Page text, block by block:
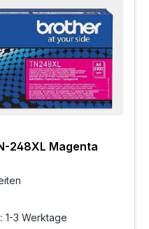
248XL Magenta
1-3 Werktage